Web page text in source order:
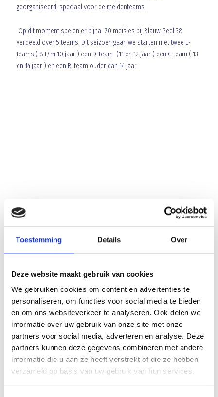
Toestemming Details Over
Deze website maakt gebruik van cookies
We gebruiken cookies om content en advertenties te
personaliseren, om functies voor social media te bieden
en om ons websiteverkeer te analyseren. Ook delen we
informatie over uw gebruik van onze site met onze
partners voor social media, adverteren en analyse. Deze
partners kunnen deze gegevens combineren met andere
informatie die u aan ze heeft verstrekt of die ze hebben
verzameld op basis van uw gebruik van hun services.
georganiseerd, speciaal voor de meidenteams.
Op dit moment spelen er bijna 70 meisjes bij Blauw Geel’38
verdeeld over 5 teams. Dit seizoen gaan we starten met twee E-
teams ( 8 t/m 10 jaar ) een D-team (11 en 12 jaar ) een C-team ( 13
en 14 jaar ) en een B-team ouder dan 14 jaar.
meisjesafdeling. Dit betekend dat alle meisjes voorzien worden van
een tenue, gesponsord doorING Bank. De Meidenafdeling van
naamING Bank dan ook waardig uitdragen.
Ben je benieuwd geworden en wil je kennis komen maken
met meisjesvoetbal kom dan eens geheel vrijblijvend op
dinsdag meetrainen of kom naar de opendagen ( Vanaf
zaterdag 13 september ) op zaterdagmorgen om 10.00 uur .
Je kunt hiervoor contact opnemen met Marcel van Rijbroek
(coördinator meisjesvoetbal ) 0413-354693 of
m.j.a.van.rijbroek@kpnmail.nl